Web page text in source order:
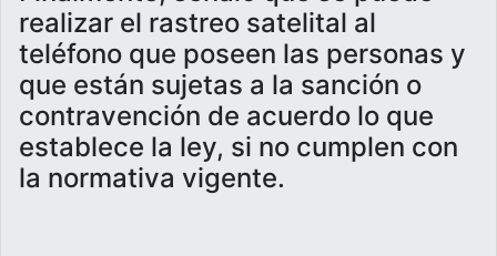
realizar el rastreo satelital al
teléfono que poseen las personas y
que están sujetas a la sanción o
contravención de acuerdo lo que
establece la ley, si no cumplen con
la normativa vigente.